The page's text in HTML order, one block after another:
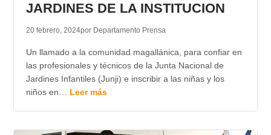
JARDINES DE LA INSTITUCION
20 febrero, 2024por Departamento Prensa
Un llamado a la comunidad magallánica, para confiar en
las profesionales y técnicos de la Junta Nacional de
Jardines Infantiles (Junji) e inscribir a las niñas y los
niños en… Leer más